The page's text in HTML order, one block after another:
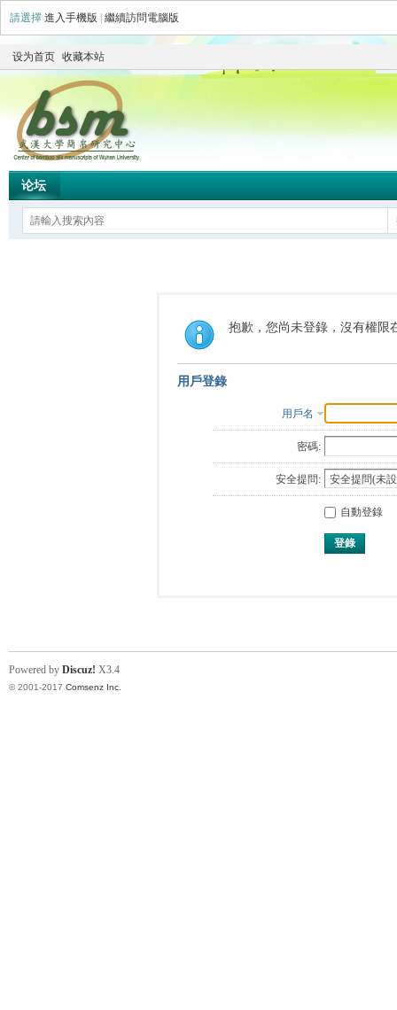
請選擇 進入手機版 繼續訪問電腦版
设为首页 收藏本站
论坛
抱歉，您尚未登錄，沒有權限
用戶登錄
用戶名
密碼:
安全提問:
自動登錄
登錄
Powered by Discuz! X3.4
© 2001-2017 Comsenz Inc.